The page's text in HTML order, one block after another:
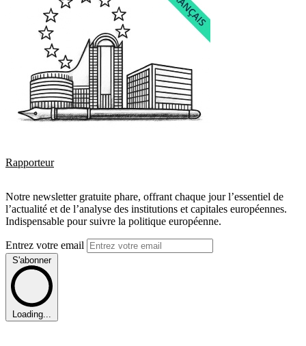
Rapporteur
Notre newsletter gratuite phare, offrant chaque jour l’essentiel de
l’actualité et de l’analyse des institutions et capitales européennes.
Indispensable pour suivre la politique européenne.
Entrez votre email
S'abonner
Loading...